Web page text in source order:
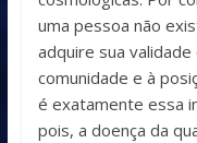
uma pessoa não
adquire sua
comunidade e à
é exatamente essa
pois, a doença da